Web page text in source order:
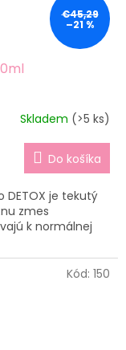
€45,29
–21 %
Skladem (>5 ks)
Do košíka
DETOX je tekutý
zmes
k normálnej
Kód: 150